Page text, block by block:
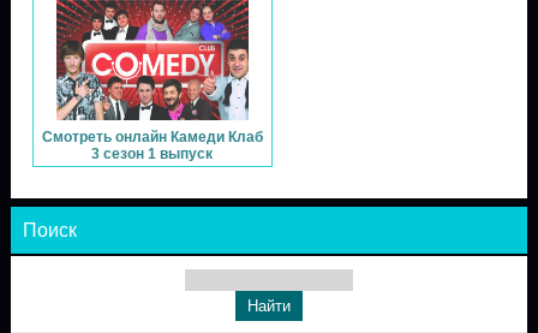
Смотреть онлайн Камеди Клаб
3 сезон 1 выпуск
Поиск